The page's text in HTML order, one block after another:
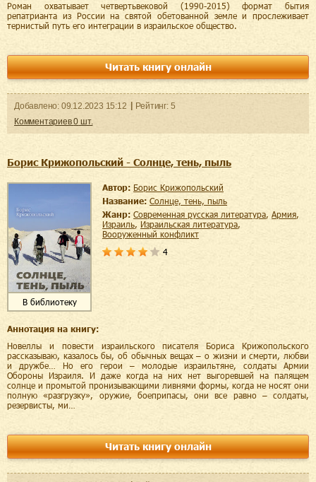
Роман охватывает четвертьвековой (1990-2015) формат бытия
репатрианта из России на святой обетованной земле и прослеживает
тернистый путь его интеграции в израильское общество.
Читать книгу онлайн
Добавленo: 09.12.2023 15:12 Рейтинг: 5
Комментариев0 шт.
Борис Крижопольский - Солнце, тень, пыль
В библиотеку
Автор:
Борис Крижопольский
Название:
Солнце, тень, пыль
Жанр:
современная русская литература, армия,
Израиль, израильская литература,
вооруженный конфликт
4
Аннотация на книгу:
Новеллы и повести израильского писателя Бориса Крижопольского
рассказываю, казалось бы, об обычных вещах – о жизни и смерти, любви
и дружбе… Но его герои – молодые израильтяне, солдаты Армии
Обороны Израиля. И даже когда на них нет выгоревшей на палящем
солнце и промытой пронизывающими ливнями формы, когда не носят они
полную «разгрузку», оружие, боеприпасы, они все равно – солдаты,
резервисты, ми…
Читать книгу онлайн